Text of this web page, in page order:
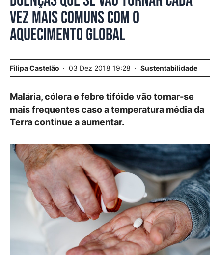
vez mais comuns com o
aquecimento global
Filipa Castelão 03 Dez 2018 19:28 Sustentabilidade
Malária, cólera e febre tifóide vão tornar-se
mais frequentes caso a temperatura média da
Terra continue a aumentar.